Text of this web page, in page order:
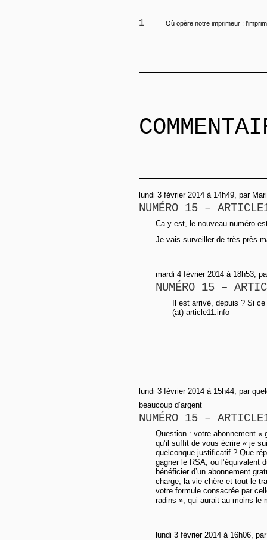
1 Où opère notre imprimeur :
lundi 3 février 2014 à 14h49, par
NUMÉRO 15 –
Ca y est, le nouveau numéro
Je vais surveiller de très près
mardi 4 février 2014 à 18h53,
NUMÉRO 15 –
Il est arrivé, depuis ? Si
(at) article11.info
lundi 3 février 2014 à 15h44, par
beaucoup d’argent
NUMÉRO 15 –
Question : votre abonnement «
qu’il suffit de vous écrire « je
quelconque justificatif ? Que
gagner le RSA, ou l’équivalent
bénéficier d’un abonnement
charge, la vie chère et tout le
votre formule consacrée par
radins », qui aurait au moins le
lundi 3 février 2014 à 16h06,